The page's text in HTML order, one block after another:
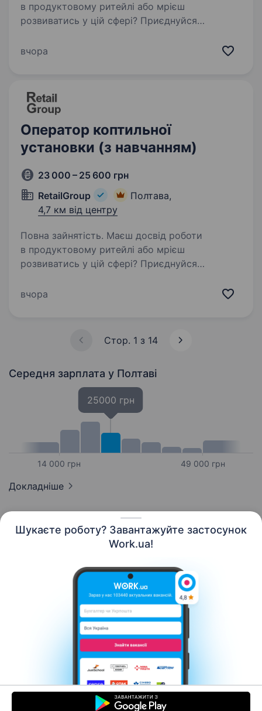
Шукаєте роботу? Завантажуйте застосунок
Work.ua!
в продуктовому ритейлі або мрієш
розвиватись у цій сфері? Приєднуйся
свою роботу, горять ідеєю, реалізовують
вчора
Оператор коптильної
установки (з навчанням)
23 000 – 25 600 грн
RetailGroup
Полтава,
4,7 км від центру
Повна зайнятість. Маєш досвід роботи
в продуктовому ритейлі або мрієш
розвиватись у цій сфері? Приєднуйся
свою роботу, горять ідеєю, реалізовують
вчора
Стор. 1 з 14
Середня зарплата у Полтаві
14 000 грн
25000 грн
49 000 грн
Докладніше
Контакти Про нас
Кар’єра
Допомога Умови використання